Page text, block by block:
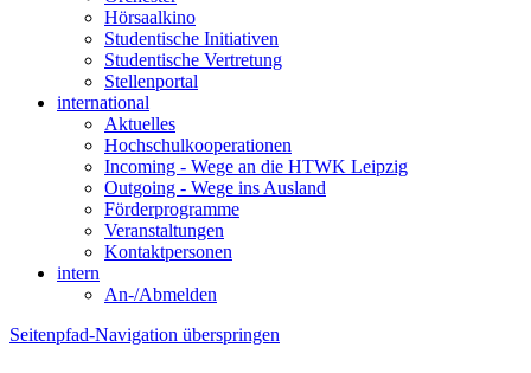
Hörsaalkino
Studentische Initiativen
Studentische Vertretung
Stellenportal
international
Aktuelles
Hochschulkooperationen
Incoming - Wege an die HTWK Leipzig
Outgoing - Wege ins Ausland
Förderprogramme
Veranstaltungen
Kontaktpersonen
intern
An-/Abmelden
Seitenpfad-Navigation überspringen